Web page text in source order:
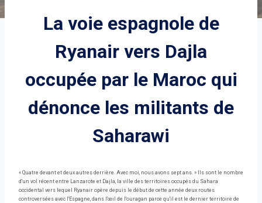
La voie espagnole de
Ryanair vers Dajla
occupée par le Maroc qui
dénonce les militants de
Saharawi
« Quatre devant et deux autres derrière. Avec moi, nous avons sept ans. » Ils sont le nombre
d'un vol récent entre Lanzarote et Dajla, la ville des territoires occupés du Sahara
occidental vers lequel Ryanair opère depuis le début de cette année deux routes
controversées avec l'Espagne, dans l'œil de l'ouragan parce qu'il est le dernier territoire de